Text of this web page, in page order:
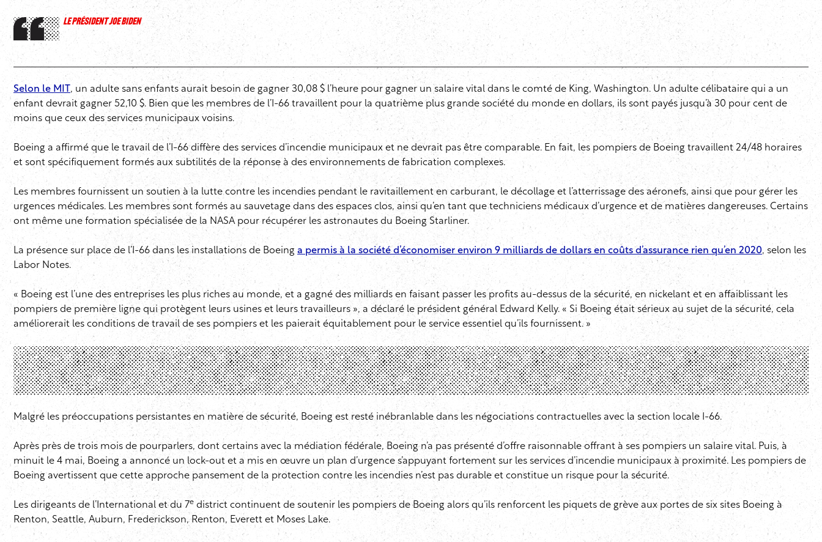
LE PRÉSIDENT JOE BIDEN
Selon le MIT , un adulte sans enfants aurait besoin de gagner 30,08 $ l’heure pour gagner un salaire vital dans le comté de King, Washington. Un adulte célibataire qui a un
enfant devrait gagner 52,10 $. Bien que les membres de l’I-66 travaillent pour la quatrième plus grande société du monde en dollars, ils sont payés jusqu’à 30 pour cent de
moins que ceux des services municipaux voisins.
Boeing a affirmé que le travail de l’I-66 diffère des services d’incendie municipaux et ne devrait pas être comparable. En fait, les pompiers de Boeing travaillent 24/48 horaires
et sont spécifiquement formés aux subtilités de la réponse à des environnements de fabrication complexes.
Les membres fournissent un soutien à la lutte contre les incendies pendant le ravitaillement en carburant, le décollage et l’atterrissage des aéronefs, ainsi que pour gérer les
urgences médicales. Les membres sont formés au sauvetage dans des espaces clos, ainsi qu’en tant que techniciens médicaux d’urgence et de matières dangereuses. Certains
ont même une formation spécialisée de la NASA pour récupérer les astronautes du Boeing Starliner.
La présence sur place de l’I-66 dans les installations de Boeing a permis à la société d’économiser environ 9 milliards de dollars en coûts d’assurance rien qu’en 2020, selon les
Labor Notes.
« Boeing est l’une des entreprises les plus riches au monde, et a gagné des milliards en faisant passer les profits au-dessus de la sécurité, en nickelant et en affaiblissant les
pompiers de première ligne qui protègent leurs usines et leurs travailleurs », a déclaré le président général Edward Kelly. « Si Boeing était sérieux au sujet de la sécurité, cela
améliorerait les conditions de travail de ses pompiers et les paierait équitablement pour le service essentiel qu’ils fournissent. »
Malgré les préoccupations persistantes en matière de sécurité, Boeing est resté inébranlable dans les négociations contractuelles avec la section locale I-66.
Après près de trois mois de pourparlers, dont certains avec la médiation fédérale, Boeing n’a pas présenté d’offre raisonnable offrant à ses pompiers un salaire vital. Puis, à
minuit le 4 mai, Boeing a annoncé un lock-out et a mis en œuvre un plan d’urgence s’appuyant fortement sur les services d’incendie municipaux à proximité. Les pompiers de
Boeing avertissent que cette approche pansement de la protection contre les incendies n’est pas durable et constitue un risque pour la sécurité.
Les dirigeants de l’International et du 7e district continuent de soutenir les pompiers de Boeing alors qu’ils renforcent les piquets de grève aux portes de six sites Boeing à
Renton, Seattle, Auburn, Frederickson, Renton, Everett et Moses Lake.